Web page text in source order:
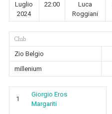
Luglio
2024
22:00
Luca
Roggiani
Club
Zio Belgio
millenium
1
Giorgio Eros
Margariti